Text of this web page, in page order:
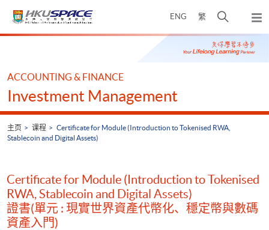
ENG 繁
开
搜
寻
弹
出
主
Main
ACCOUNTING & FINANCE
Investment Management
主页 课程
Certificate for Module (Introduction to Tokenised RWA,
Stablecoin and Digital Assets)
Certificate for Module (Introduction to Tokenised
RWA, Stablecoin and Digital Assets)
證書(單元 : 現實世界資產代幣化、穩定幣與數碼
資產入門)